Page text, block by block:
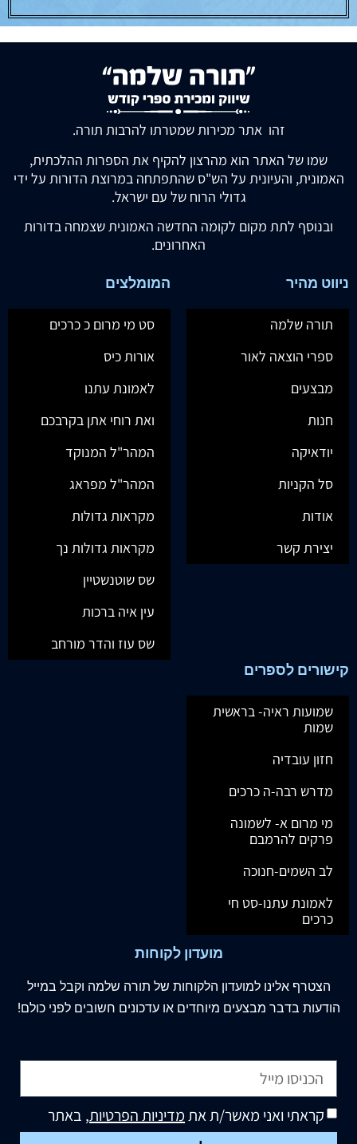
זהו אתר מכירות שמטרתו להרבות תורה.
שמו של האתר הוא מהרצון להקיף את הספרות ההלכתית,
האמונית, והעיונית על הש"ס שהתפתחה במרוצת הדורות על ידי
גדולי הרוח של עם ישראל.
ובנוסף לתת מקום לקומה החדשה האמונית שצמחה בדורות
האחרונים.
ניווט מהיר
תורה שלמה
ספרי הוצאה לאור
מבצעים
חנות
יודאיקה
סל הקניות
אודות
יצירת קשר
המומלצים
סט מי מרום כ כרכים
אורות כיס
לאמונת עתנו
ואת רוחי אתן בקרבכם
המהר"ל המנוקד
המהר"ל מפראג
מקראות גדולות
מקראות גדולות נך
שס שוטנשטיין
עין איה ברכות
שס עוז והדר מורחב
קישורים לספרים
שמועות ראיה- בראשית
שמות
חזון עובדיה
מדרש רבה-ה כרכים
מי מרום א- לשמונה
פרקים להרמבם
לב השמים-חנוכה
לאמונת עתנו-סט חי
כרכים
מועדון לקוחות
הצטרף אלינו למועדון הלקוחות של תורה שלמה וקבל במייל
הודעות בדבר מבצעים מיוחדים או עדכונים חשובים לפני כולם!
קראתי ואני מאשר/ת אתמדיניות הפרטיות, באתר